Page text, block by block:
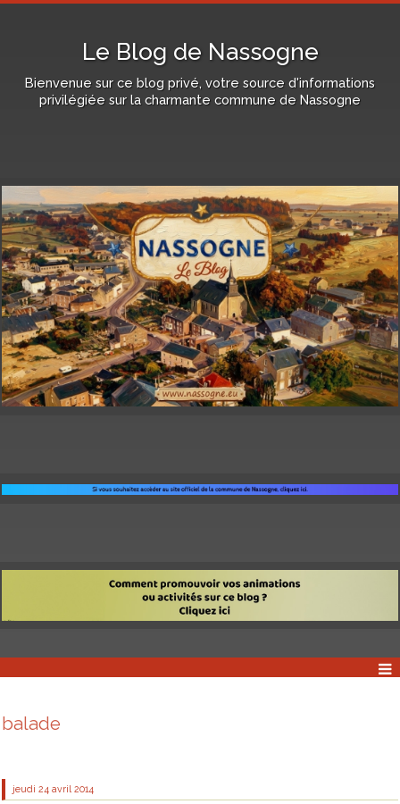
Le Blog de Nassogne
Bienvenue sur ce blog privé, votre source d'informations
privilégiée sur la charmante commune de Nassogne
balade
jeudi 24 avril 2014